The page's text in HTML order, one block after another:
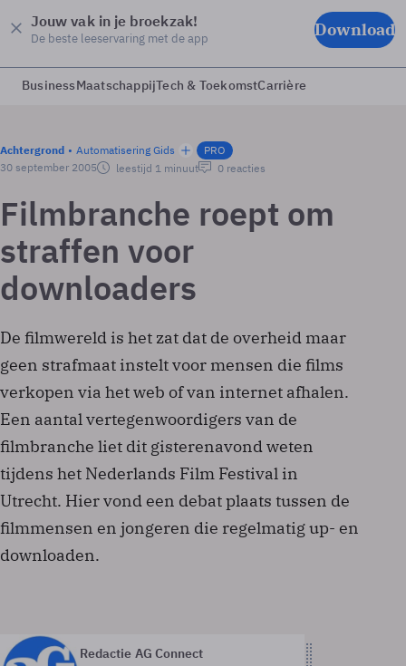
Jouw vak in je broekzak!
De beste leeservaring met de app Download
BusinessMaatschappijTech & ToekomstCarrière
Achtergrond Automatisering Gids
PRO
30 september 2005
leestijd 1 minuut 0 reacties
Filmbranche roept om
straffen voor
downloaders
De filmwereld is het zat dat de overheid maar
geen strafmaat instelt voor mensen die films
verkopen via het web of van internet afhalen.
Een aantal vertegenwoordigers van de
filmbranche liet dit gisterenavond weten
tijdens het Nederlands Film Festival in
Utrecht. Hier vond een debat plaats tussen de
filmmensen en jongeren die regelmatig up- en
downloaden.
Redactie AG Connect